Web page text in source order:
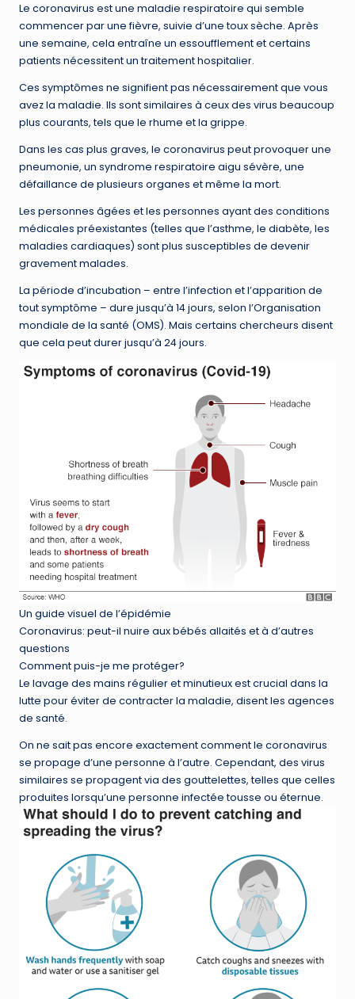
Le coronavirus est une maladie respiratoire qui semble
commencer par une fièvre, suivie d’une toux sèche. Après
une semaine, cela entraîne un essoufflement et certains
patients nécessitent un traitement hospitalier.
Ces symptômes ne signifient pas nécessairement que vous
avez la maladie. Ils sont similaires à ceux des virus beaucoup
plus courants, tels que le rhume et la grippe.
Dans les cas plus graves, le coronavirus peut provoquer une
pneumonie, un syndrome respiratoire aigu sévère, une
défaillance de plusieurs organes et même la mort.
Les personnes âgées et les personnes ayant des conditions
médicales préexistantes (telles que l’asthme, le diabète, les
maladies cardiaques) sont plus susceptibles de devenir
gravement malades.
La période d’incubation – entre l’infection et l’apparition de
tout symptôme – dure jusqu’à 14 jours, selon l’Organisation
mondiale de la santé (OMS). Mais certains chercheurs disent
que cela peut durer jusqu’à 24 jours.
Un guide visuel de l’épidémie
Coronavirus: peut-il nuire aux bébés allaités et à d’autres
questions
Comment puis-je me protéger?
Le lavage des mains régulier et minutieux est crucial dans la
lutte pour éviter de contracter la maladie, disent les agences
de santé.
On ne sait pas encore exactement comment le coronavirus
se propage d’une personne à l’autre. Cependant, des virus
similaires se propagent via des gouttelettes, telles que celles
produites lorsqu’une personne infectée tousse ou éternue.